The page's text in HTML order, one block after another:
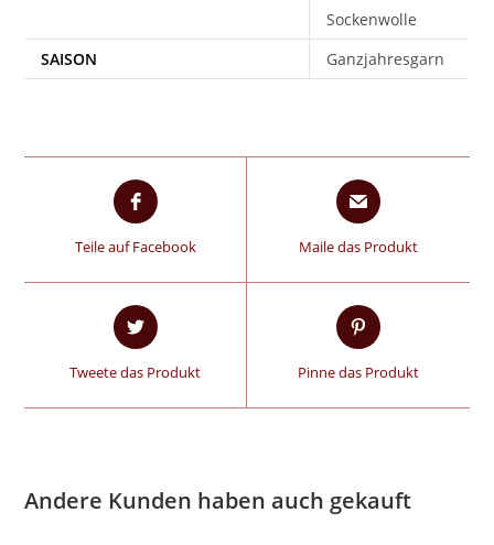
Sockenwolle
SAISON
Ganzjahresgarn
Teile auf Facebook Maile das Produkt
Tweete das Produkt Pinne das Produkt
Andere Kunden haben auch gekauft